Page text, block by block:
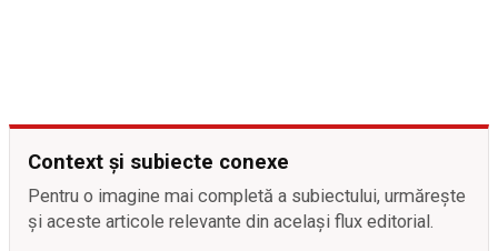
Context și subiecte conexe
Pentru o imagine mai completă a subiectului, urmărește
și aceste articole relevante din același flux editorial.